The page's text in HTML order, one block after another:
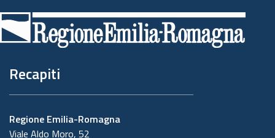
di
pagina
Recapiti
Regione Emilia-Romagna
Viale Aldo Moro, 52